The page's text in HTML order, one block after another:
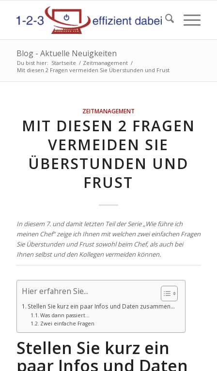
Blog - Aktuelle Neuigkeiten
Du bist hier: Startseite / Zeitmanagement /
Mit diesen 2 Fragen vermeiden Sie Überstunden und Frust
ZEITMANAGEMENT
MIT DIESEN 2 FRAGEN
VERMEIDEN SIE
ÜBERSTUNDEN UND
FRUST
In diesem 7. und damit letzten Teil der Serie „Wie führe ich
meinen Chef“ zeige ich Ihnen mit welchen zwei einfachen Fragen
Sie Überstunden und Frust sowohl beim Chef, als auch bei
Ihnen selbst und den Kollegen vermeiden können.
Hier erfahren Sie...
Stellen Sie kurz ein paar Infos und Daten zusammen…
Was dann passiert…
Zwei einfache Fragen
Stellen Sie kurz ein
paar Infos und Daten